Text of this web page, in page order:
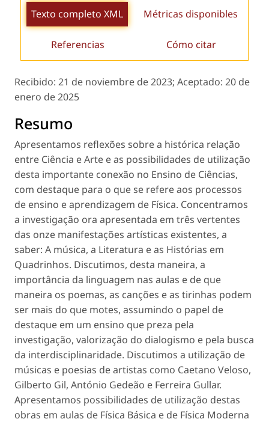
Texto completo XML Métricas disponibles
Referencias Cómo citar
Recibido: 21 de noviembre de 2023; Aceptado: 20 de
enero de 2025
Resumo
Apresentamos reflexões sobre a histórica relação
entre Ciência e Arte e as possibilidades de utilização
desta importante conexão no Ensino de Ciências,
com destaque para o que se refere aos processos
de ensino e aprendizagem de Física. Concentramos
a investigação ora apresentada em três vertentes
das onze manifestações artísticas existentes, a
saber: A música, a Literatura e as Histórias em
Quadrinhos. Discutimos, desta maneira, a
importância da linguagem nas aulas e de que
maneira os poemas, as canções e as tirinhas podem
ser mais do que motes, assumindo o papel de
destaque em um ensino que preza pela
investigação, valorização do dialogismo e pela busca
da interdisciplinaridade. Discutimos a utilização de
músicas e poesias de artistas como Caetano Veloso,
Gilberto Gil, António Gedeão e Ferreira Gullar.
Apresentamos possibilidades de utilização destas
obras em aulas de Física Básica e de Física Moderna